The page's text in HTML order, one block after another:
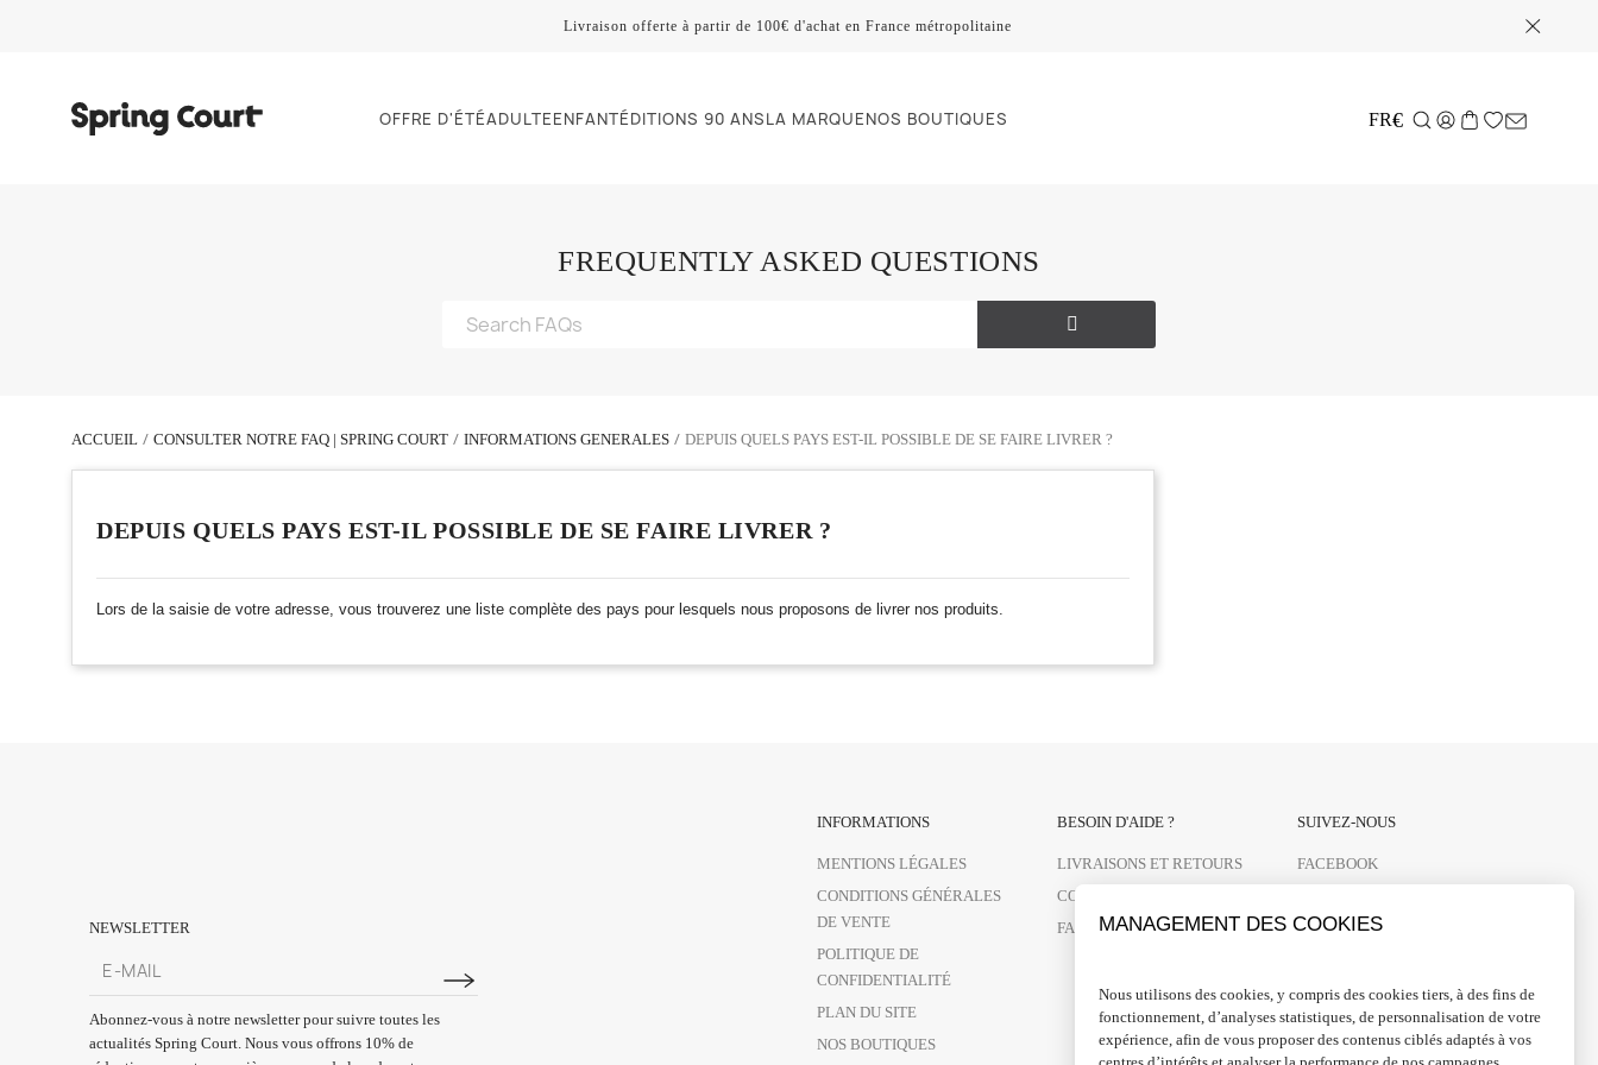
Livraison offerte à partir de 100€ d'achat en France métropolitaine
OFFRE D'ÉTÉADULTEENFANTÉDITIONS 90 ANSLA MARQUENOS BOUTIQUES FR€
FREQUENTLY ASKED QUESTIONS
ACCUEIL CONSULTER NOTRE FAQ | SPRING COURT INFORMATIONS GENERALES DEPUIS QUELS PAYS EST-IL POSSIBLE DE SE FAIRE LIVRER ?
DEPUIS QUELS PAYS EST-IL POSSIBLE DE SE FAIRE LIVRER ?
Lors de la saisie de votre adresse, vous trouverez une liste complète des pays pour lesquels nous proposons de livrer nos produits.
NEWSLETTER
Abonnez-vous à notre newsletter pour suivre toutes les
actualités Spring Court. Nous vous offrons 10% de
INFORMATIONS
MENTIONS LÉGALES
CONDITIONS GÉNÉRALES
DE VENTE
POLITIQUE DE
CONFIDENTIALITÉ
PLAN DU SITE
NOS BOUTIQUES
BESOIN D'AIDE ?
LIVRAISONS ET RETOURS
CONTACTEZ-NOUS
FAQ
SUIVEZ-NOUS
FACEBOOK
PINTEREST
MANAGEMENT DES COOKIES
Nous utilisons des cookies, y compris des cookies tiers, à des fins de
fonctionnement, d’analyses statistiques, de personnalisation de votre
expérience, afin de vous proposer des contenus ciblés adaptés à vos
centres d’intérêts et analyser la performance de nos campagnes